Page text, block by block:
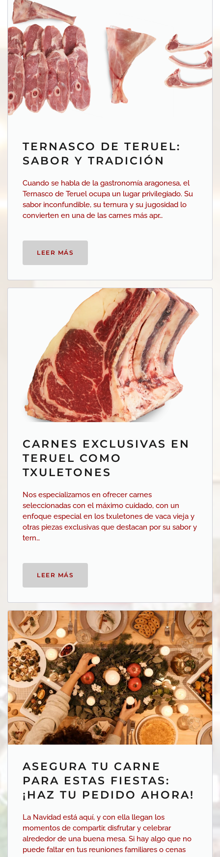
TERNASCO DE TERUEL:
SABOR Y TRADICIÓN
Cuando se habla de la gastronomía aragonesa, el
Ternasco de Teruel ocupa un lugar privilegiado. Su
sabor inconfundible, su ternura y su jugosidad lo
convierten en una de las carnes más apr…
LEER MÁS
CARNES EXCLUSIVAS EN
TERUEL COMO
TXULETONES
Nos especializamos en ofrecer carnes
seleccionadas con el máximo cuidado, con un
enfoque especial en los txuletones de vaca vieja y
otras piezas exclusivas que destacan por su sabor y
tern…
LEER MÁS
ASEGURA TU CARNE
PARA ESTAS FIESTAS:
¡HAZ TU PEDIDO AHORA!
La Navidad está aquí, y con ella llegan los
momentos de compartir, disfrutar y celebrar
alrededor de una buena mesa. Si hay algo que no
puede faltar en tus reuniones familiares o cenas